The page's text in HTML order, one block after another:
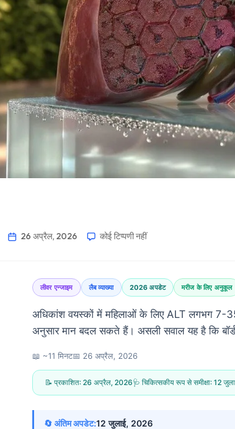
26 अप्रैल, 2026 कोई टिप्पणी नहीं
लीवर एन्जाइम लैब व्याख्या 2026 अपडेट मरीज के लिए अनुकूल
अधिकांश वयस्कों में महिलाओं के लिए ALT लगभग
अनुसार मान बदल सकते हैं। असली सवाल यह है कि
📖 ~11 मिनट📅 26 अप्रैल, 2026
📝 प्रकाशित: 26 अप्रैल, 2026🩺 चिकित्सकीय रूप से समीक्षा: 12
🔄 अंतिम अपडेट:12 जुलाई, 2026